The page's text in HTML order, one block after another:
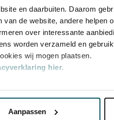
en daarbuiten. Daarom
de website, andere helpen
over interessante
worden verzameld en
wij mogen plaatsen.
hier.
op elk moment
Aanpassen
Category
Category
€51.00